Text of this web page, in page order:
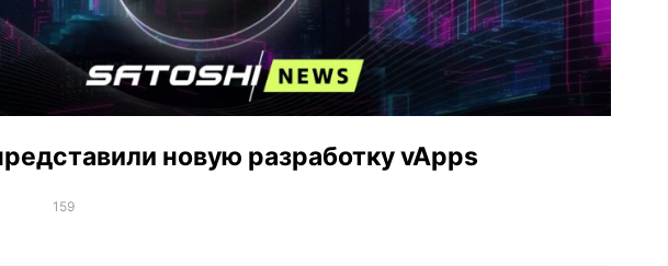
новую разработку vApps
159